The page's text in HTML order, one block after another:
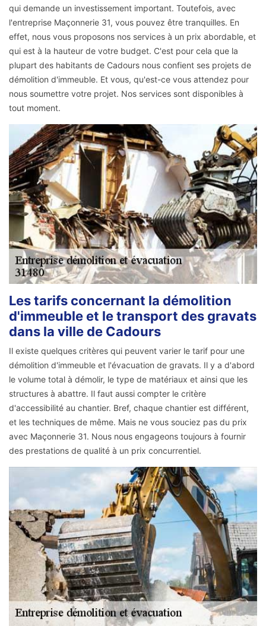
qui demande un investissement important. Toutefois, avec
l'entreprise Maçonnerie 31, vous pouvez être tranquilles. En
effet, nous vous proposons nos services à un prix abordable, et
qui est à la hauteur de votre budget. C'est pour cela que la
plupart des habitants de Cadours nous confient ses projets de
démolition d'immeuble. Et vous, qu'est-ce vous attendez pour
nous soumettre votre projet. Nos services sont disponibles à
tout moment.
Les tarifs concernant la démolition
d'immeuble et le transport des gravats
dans la ville de Cadours
Il existe quelques critères qui peuvent varier le tarif pour une
démolition d'immeuble et l'évacuation de gravats. Il y a d'abord
le volume total à démolir, le type de matériaux et ainsi que les
structures à abattre. Il faut aussi compter le critère
d'accessibilité au chantier. Bref, chaque chantier est différent,
et les techniques de même. Mais ne vous souciez pas du prix
avec Maçonnerie 31. Nous nous engageons toujours à fournir
des prestations de qualité à un prix concurrentiel.